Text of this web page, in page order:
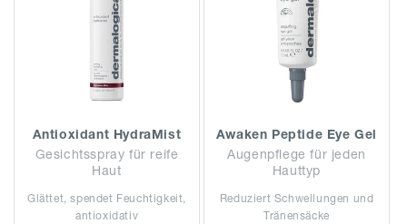
Antioxidant HydraMist
Gesichtsspray für reife
Haut
Glättet, spendet Feuchtigkeit,
antioxidativ
Awaken Peptide Eye Gel
Augenpflege für jeden
Hauttyp
Reduziert Schwellungen und
Tränensäcke